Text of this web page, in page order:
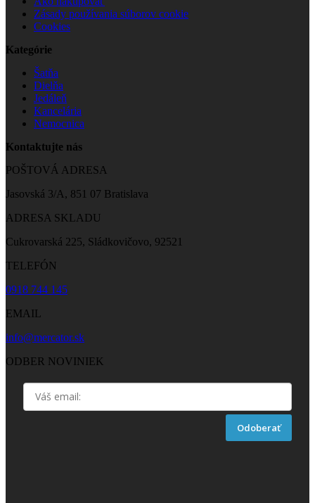
Zásady používania súborov cookie
Cookies
Kategórie
Šatňa
Dielňa
Jedáleň
Kancelária
Nemocnica
Kontaktujte nás
POŠTOVÁ ADRESA
Jasovská 3/A, 851 07 Bratislava
ADRESA SKLADU
Cukrovarská 225, Sládkovičovo, 92521
TELEFÓN
0918 744 145
EMAIL
info@mercator.sk
ODBER NOVINIEK
Odoberať